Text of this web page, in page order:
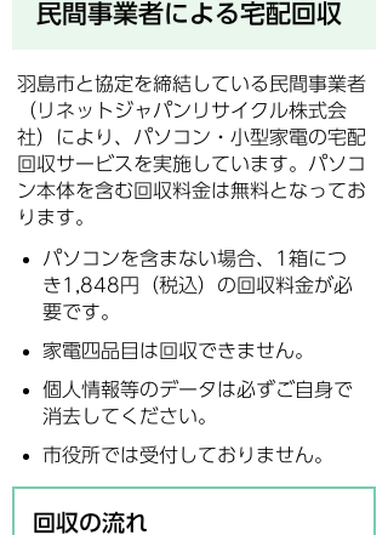
民間事業者による宅配回収
羽島市と協定を締結している民間事業者
（リネットジャパンリサイクル株式会
社）により、パソコン・小型家電の宅配
回収サービスを実施しています。パソコ
ン本体を含む回収料金は無料となってお
ります。
パソコンを含まない場合、1箱につ
き1,848円（税込）の回収料金が必
要です。
家電四品目は回収できません。
個人情報等のデータは必ずご自身で
消去してください。
市役所では受付しておりません。
回収の流れ